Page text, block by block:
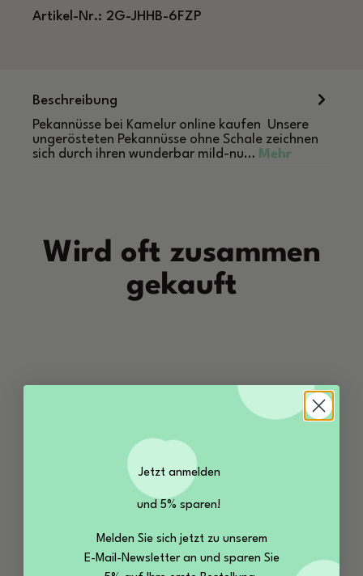
Artikel-Nr.: 2G-JHHB-6FZP
Beschreibung
Pekannüsse bei Kamelur online kaufen Unsere
ungerösteten Pekannüsse ohne Schale zeichnen
sich durch ihren wunderbar mild-nu… Mehr
Wird oft zusammen
gekauft
Jetzt anmelden
und 5% sparen!
Melden Sie sich jetzt zu unserem
E-Mail-Newsletter an und sparen Sie